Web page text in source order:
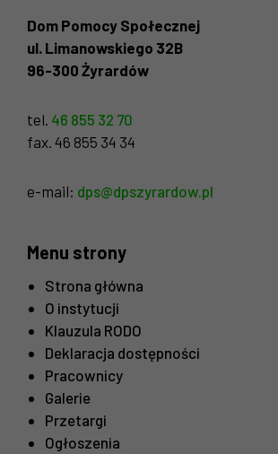
Dom Pomocy Społecznej
ul. Limanowskiego 32B
96-300 Żyrardów
tel. 46 855 32 70
fax. 46 855 34 34
e-mail: dps@dpszyrardow.pl
Menu strony
Strona główna
O instytucji
Klauzula RODO
Deklaracja dostępności
Pracownicy
Galerie
Przetargi
Ogłoszenia